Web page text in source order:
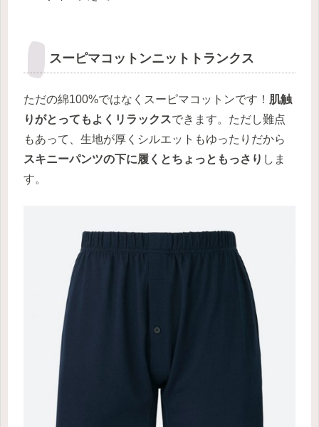
スーピマコットンニットトランクス
ただの綿100%ではなくスーピマコットンです！ 肌触
りがとってもよくリラックスできます。ただし難点
もあって、生地が厚くシルエットもゆったりだから
スキニーパンツの下に履くとちょっともっさり しま
す。